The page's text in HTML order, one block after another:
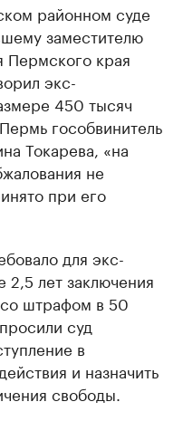
районном суде
заместителю
Пермского края
экс-
450 тысяч
гособвинитель
Токарева, «на
не
при его
для экс-
2,5 лет заключения
штрафом в 50
суд
в
и назначить
свободы.